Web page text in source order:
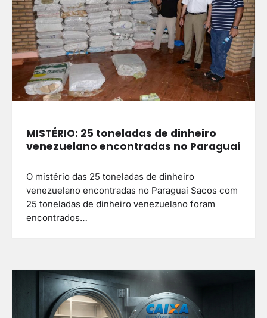
MISTÉRIO: 25 toneladas de dinheiro
venezuelano encontradas no Paraguai
O mistério das 25 toneladas de dinheiro
venezuelano encontradas no Paraguai Sacos com
25 toneladas de dinheiro venezuelano foram
encontrados…